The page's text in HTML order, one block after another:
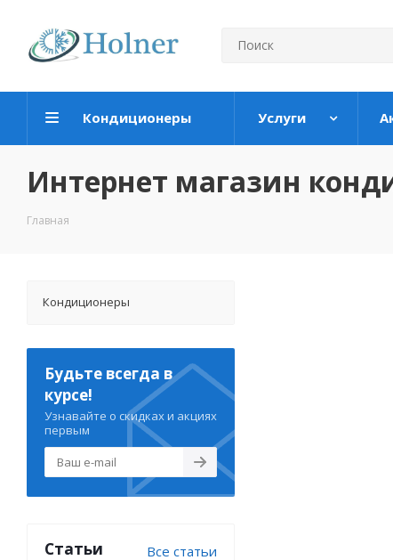
Кондиционеры Услуги
Интернет магазин
Главная
Кондиционеры
Будьте всегда в
курсе!
Узнавайте о скидках и акциях
первым
Статьи Все статьи